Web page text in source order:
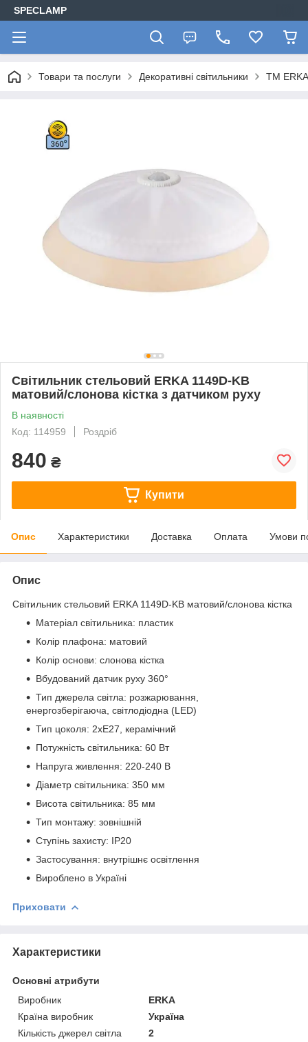
SPECLAMP
Товари та послуги Декоративні світильники ТМ ERKA
Світильник стельовий ERKA 1149D-KB
матовий/слонова кістка з датчиком руху
В наявності
Код: 114959
Роздріб
840 ₴
Купити
Опис Характеристики Доставка Оплата Умови
Опис
Світильник стельовий ERKA 1149D-KB матовий/слонова кістка
Матеріал світильника: пластик
Колір плафона: матовий
Колір основи: слонова кістка
Вбудований датчик руху 360°
Тип джерела світла: розжарювання,
енергозберігаюча, світлодіодна (LED)
Тип цоколя: 2хЕ27, керамічний
Потужність світильника: 60 Вт
Напруга живлення: 220-240 В
Діаметр світильника: 350 мм
Висота світильника: 85 мм
Тип монтажу: зовнішній
Ступінь захисту: IP20
Застосування: внутрішнє освітлення
Вироблено в Україні
Приховати
Характеристики
Основні атрибути
Виробник
ERKA
Країна виробник
Україна
Кількість джерел світла
2